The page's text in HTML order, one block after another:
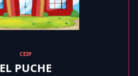
CEIP
EL PUCHE